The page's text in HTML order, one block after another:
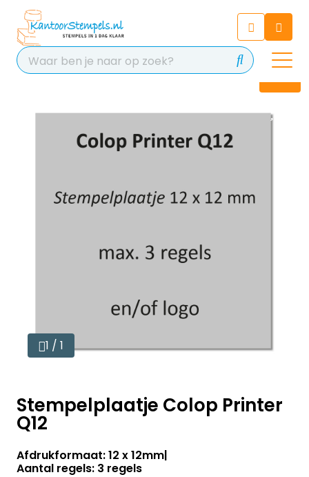
Chat 24/7 met onze chatbot
voor hulp
Contact
1 / 1
Stempelplaatje Colop Printer
Q12
Afdrukformaat: 12 x 12mm
Aantal regels: 3 regels